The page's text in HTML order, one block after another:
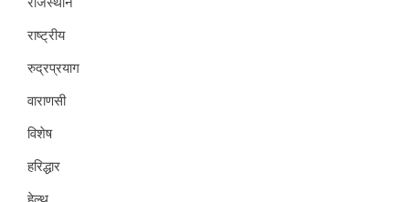
राष्ट्रीय
रुद्रप्रयाग
वाराणसी
विशेष
हरिद्धार